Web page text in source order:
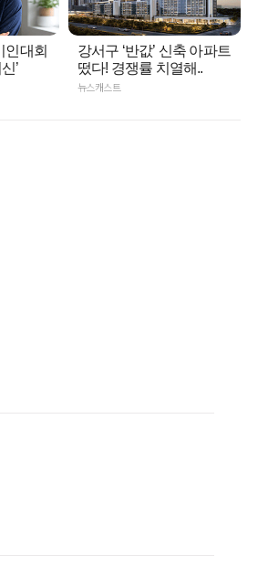
인대회
’
강서구 ‘반값’ 신축 아파트
떴다! 경쟁률 치열해..
뉴스캐스트